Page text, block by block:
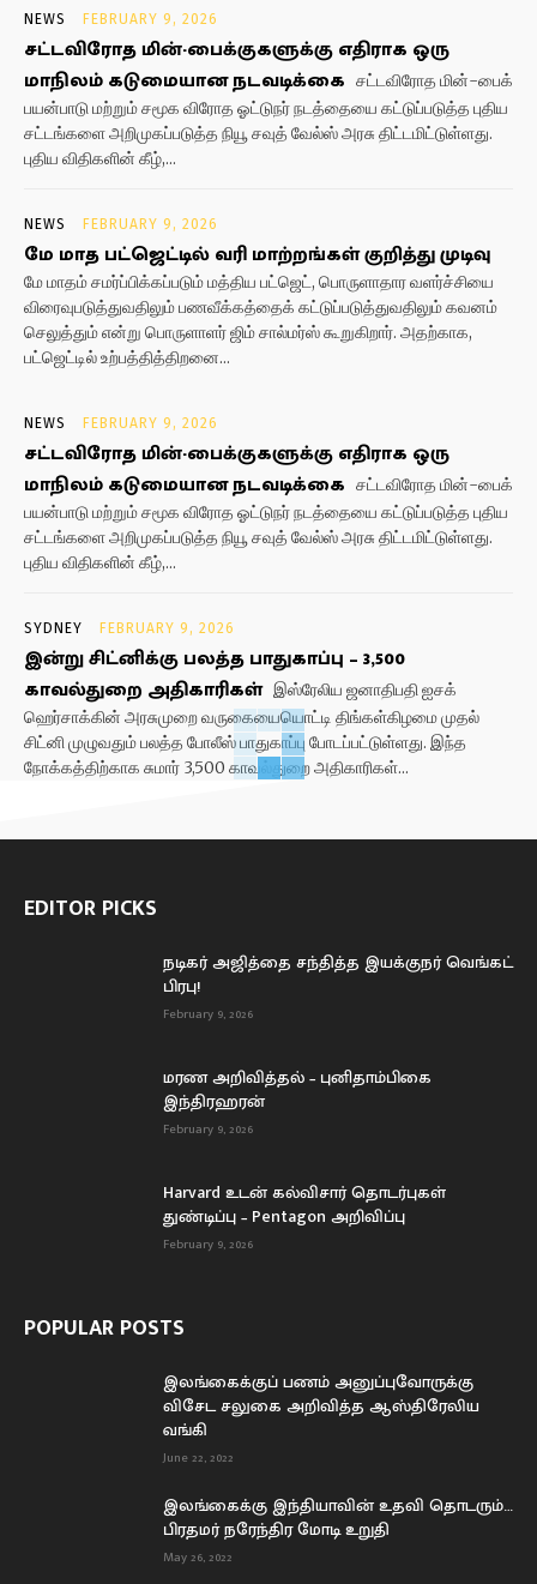
NEWS FEBRUARY 9, 2026
சட்டவிரோத மின்-பைக்குகளுக்கு எதிராக ஒரு
மாநிலம் கடுமையான நடவடிக்கை சட்டவிரோத மின்-பைக்
பயன்பாடு மற்றும் சமூக விரோத ஓட்டுநர் நடத்தையை கட்டுப்படுத்த புதிய
சட்டங்களை அறிமுகப்படுத்த நியூ சவுத் வேல்ஸ் அரசு திட்டமிட்டுள்ளது.
புதிய விதிகளின் கீழ்,...
NEWS FEBRUARY 9, 2026
மே மாத பட்ஜெட்டில் வரி மாற்றங்கள் குறித்து முடிவு
மே மாதம் சமர்ப்பிக்கப்படும் மத்திய பட்ஜெட், பொருளாதார வளர்ச்சியை
விரைவுபடுத்துவதிலும் பணவீக்கத்தைக் கட்டுப்படுத்துவதிலும் கவனம்
செலுத்தும் என்று பொருளாளர் ஜிம் சால்மர்ஸ் கூறுகிறார். அதற்காக,
பட்ஜெட்டில் உற்பத்தித்திறனை...
NEWS FEBRUARY 9, 2026
சட்டவிரோத மின்-பைக்குகளுக்கு எதிராக ஒரு
மாநிலம் கடுமையான நடவடிக்கை சட்டவிரோத மின்-பைக்
பயன்பாடு மற்றும் சமூக விரோத ஓட்டுநர் நடத்தையை கட்டுப்படுத்த புதிய
சட்டங்களை அறிமுகப்படுத்த நியூ சவுத் வேல்ஸ் அரசு திட்டமிட்டுள்ளது.
புதிய விதிகளின் கீழ்,...
SYDNEY FEBRUARY 9, 2026
இன்று சிட்னிக்கு பலத்த பாதுகாப்பு – 3,500
காவல்துறை அதிகாரிகள் இஸ்ரேலிய ஜனாதிபதி ஐசக்
ஹெர்சாக்கின் அரசுமுறை வருகையையொட்டி திங்கள்கிழமை முதல்
சிட்னி முழுவதும் பலத்த போலீஸ் பாதுகாப்பு போடப்பட்டுள்ளது. இந்த
நோக்கத்திற்காக சுமார் 3,500 காவல்துறை அதிகாரிகள்...
EDITOR PICKS
நடிகர் அஜித்தை சந்தித்த இயக்குநர் வெங்கட்
பிரபு!
February 9, 2026
மரண அறிவித்தல் – புனிதாம்பிகை
இந்திரஹரன்
February 9, 2026
Harvard உடன் கல்விசார் தொடர்புகள்
துண்டிப்பு – Pentagon அறிவிப்பு
February 9, 2026
POPULAR POSTS
இலங்கைக்குப் பணம் அனுப்புவோருக்கு
விசேட சலுகை அறிவித்த ஆஸ்திரேலிய
வங்கி
June 22, 2022
இலங்கைக்கு இந்தியாவின் உதவி தொடரும்…
பிரதமர் நரேந்திர மோடி உறுதி
May 26, 2022